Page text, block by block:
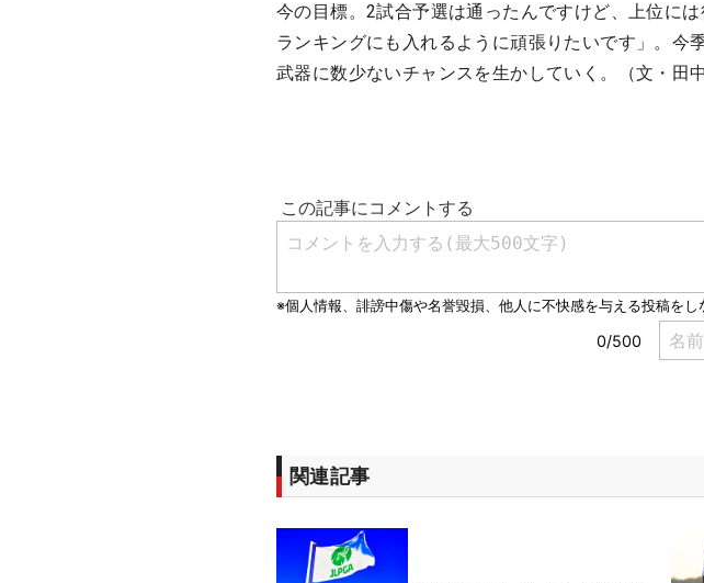
今の目標。2試合予選は通ったんですけど、上位に
ランキングにも入れるように頑張りたいです」。今
武器に数少ないチャンスを生かしていく。（文・田中
関連記事